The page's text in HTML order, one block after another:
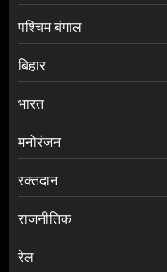
पश्चिम बंगाल
बिहार
भारत
मनोरंजन
रक्तदान
राजनीतिक
रेल